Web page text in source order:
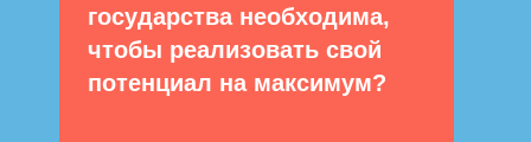
государства необходима,
чтобы реализовать свой
потенциал на максимум?